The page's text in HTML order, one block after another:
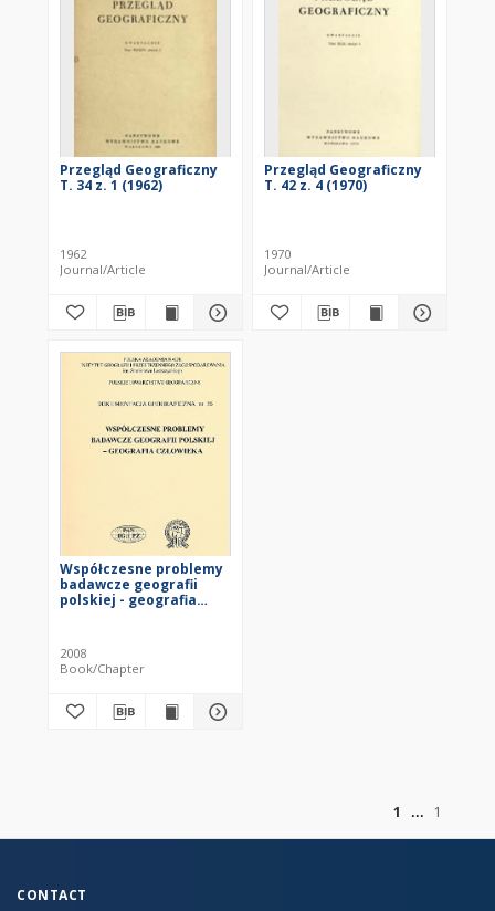
Przegląd Geograficzny
T. 34 z. 1 (1962)
1962
Journal/Article
Przegląd Geograficzny
T. 42 z. 4 (1970)
1970
Journal/Article
Współczesne problemy
badawcze geografii
polskiej - geografia
2008
Book/Chapter
1
1
CONTACT